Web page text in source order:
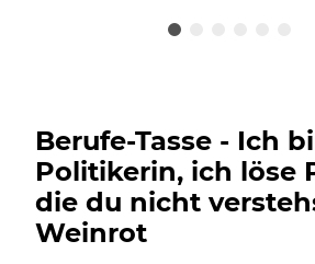
Berufe-Tasse - Ich
Politikerin, ich löse
die du nicht
Weinrot